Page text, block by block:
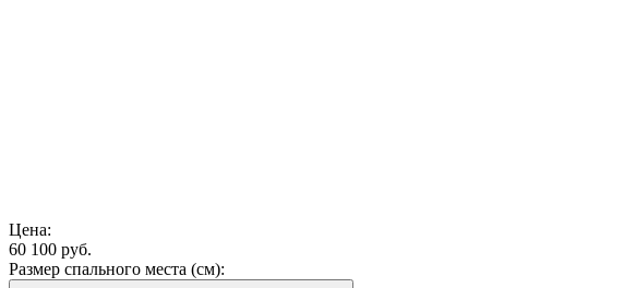
Цена:
60 100 руб.
Размер спального места (см):